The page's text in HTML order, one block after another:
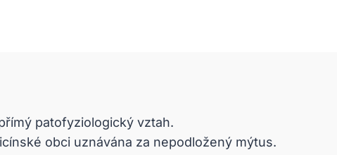
patofyziologický vztah.
obci uznávána za nepodložený mýtus.